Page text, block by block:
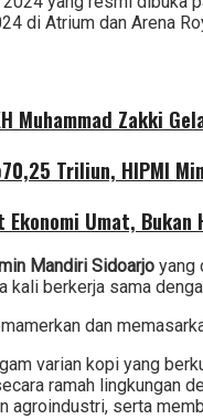
di Atrium dan Arena
Muhammad Zakki
Triliun, HIPMI
Umat, Bukan
Mandiri Sidoarjo yang
kali berkerja sama
dan
varian kopi yang
ramah lingkungan
agroindustri, serta